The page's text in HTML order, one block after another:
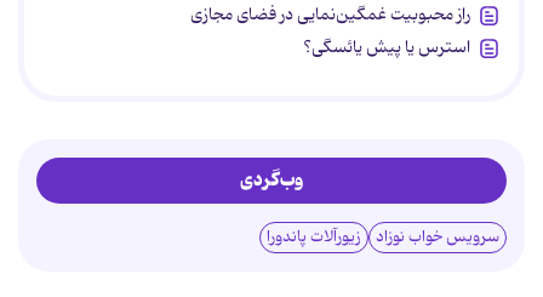
راز محبوبیت غمگین‌نمایی در فضای مجازی
استرس یا پیش یائسگی؟
وب‌گردی
سرویس خواب نوزاد زیورآلات پاندورا